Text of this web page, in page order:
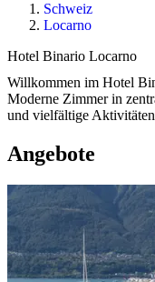
Schweiz
Locarno
Hotel Binario Locarno
Willkommen im Hotel
Moderne Zimmer in
und vielfältige
Angebote